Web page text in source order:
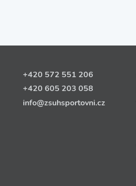
+420 572 551 206
+420 605 203 058
info@zsuhsportovni.cz